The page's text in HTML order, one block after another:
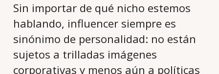
Sin importar de qué nicho estemos
hablando, influencer siempre es
sinónimo de personalidad: no están
sujetos a trilladas imágenes
corporativas y menos aún a políticas